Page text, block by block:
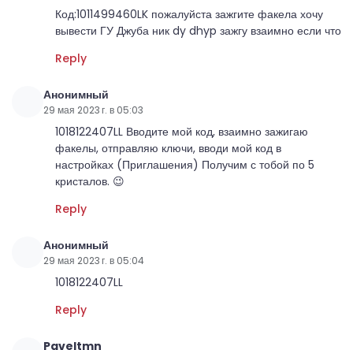
Код:1011499460LK пожалуйста зажгите факела хочу
вывести ГУ Джуба ник dy dhyp зажгу взаимно если что
Reply
Анонимный
29 мая 2023 г. в 05:03
1018122407LL Вводите мой код, взаимно зажигаю
факелы, отправляю ключи, вводи мой код в
настройках (Приглашения) Получим с тобой по 5
кристалов. 😉
Reply
Анонимный
29 мая 2023 г. в 05:04
1018122407LL
Reply
Paveltmn